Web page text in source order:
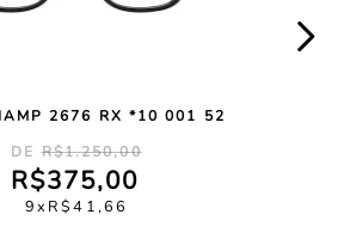
2676 RX *10 001 52
R$1.250,00
R$375,00
9 R$41,66